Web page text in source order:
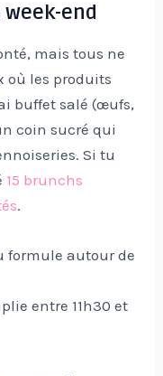
end
mais tous ne
où les produits
buffet salé (œufs,
coin sucré qui
Si tu
15 brunchs
.
formule autour de
entre 11h30 et